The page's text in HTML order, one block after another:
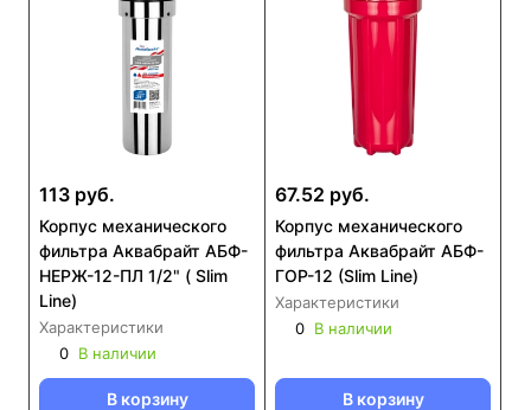
113 руб.
Корпус механического
фильтра Аквабрайт АБФ-
НЕРЖ-12-ПЛ 1/2" ( Slim
Line)
Характеристики
0 В наличии
В корзину
67.52 руб.
Корпус механического
фильтра Аквабрайт АБФ-
ГОР-12 (Slim Line)
Характеристики
0 В наличии
В корзину